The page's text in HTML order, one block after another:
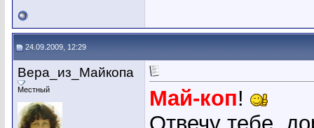
24.09.2009, 12:29
Вера_из_Майкопа
Местный Май-коп!